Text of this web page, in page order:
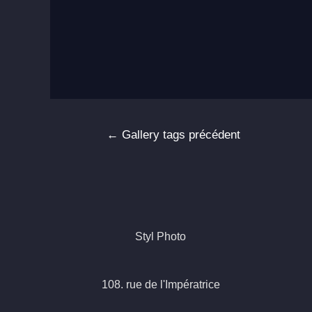
Navigation
← Gallery tags précédent
Styl Photo
108. rue de l'Impératrice